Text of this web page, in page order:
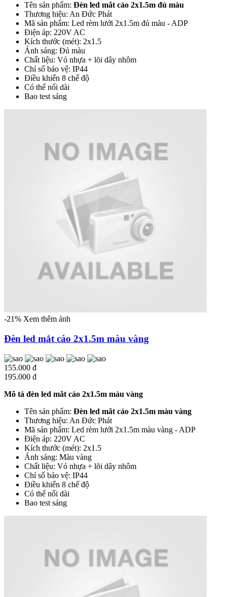
Tên sản phẩm: Đèn led mắt cáo 2x1.5m đủ màu
Thương hiệu: An Đức Phát
Mã sản phẩm: Led rèm lưới 2x1.5m đủ màu - ADP
Điện áp: 220V AC
Kích thước (mét): 2x1.5
Ánh sáng: Đủ màu
Chất liệu: Vỏ nhựa + lõi dây nhôm
Chỉ số bảo vệ: IP44
Điều khiển 8 chế độ
Có thể nối dài
Bao test sáng
-21% Xem thêm ảnh
Đèn led mắt cáo 2x1.5m màu vàng
155.000 đ
195.000 đ
Mô tả đèn led mắt cáo 2x1.5m màu vàng
Tên sản phẩm: Đèn led mắt cáo 2x1.5m màu vàng
Thương hiệu: An Đức Phát
Mã sản phẩm: Led rèm lưới 2x1.5m màu vàng - ADP
Điện áp: 220V AC
Kích thước (mét): 2x1.5
Ánh sáng: Màu vàng
Chất liệu: Vỏ nhựa + lõi dây nhôm
Chỉ số bảo vệ: IP44
Điều khiển 8 chế độ
Có thể nối dài
Bao test sáng